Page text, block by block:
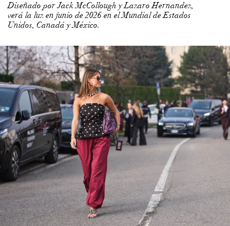
Diseñado por Jack McCollough y Lazaro Hernandez,
verá la luz en junio de 2026 en el Mundial de Estados
Unidos, Canadá y México.